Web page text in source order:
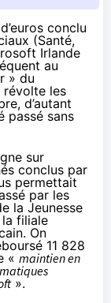
conclu
(Santé,
Irlande
au
» du
révolte les
d’autant
passé sans
sur
conclus par
permettait
par les
la Jeunesse
filiale
. On
11 828
« maintien en
».